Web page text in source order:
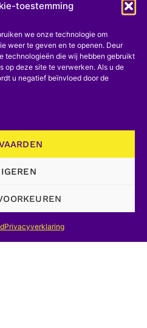
toestemming
we onze technologie om
weer te geven en te openen. Deur
technologieën die wij hebben gebruikt
op deze site te verwerken. Als u de
u negatief beïnvloed door de
Privacyverklaring
VOLGEND ARTIKEL
nieuwsbrief